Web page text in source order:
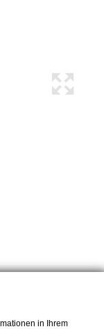
an einem Jollenfall
in Ihrem